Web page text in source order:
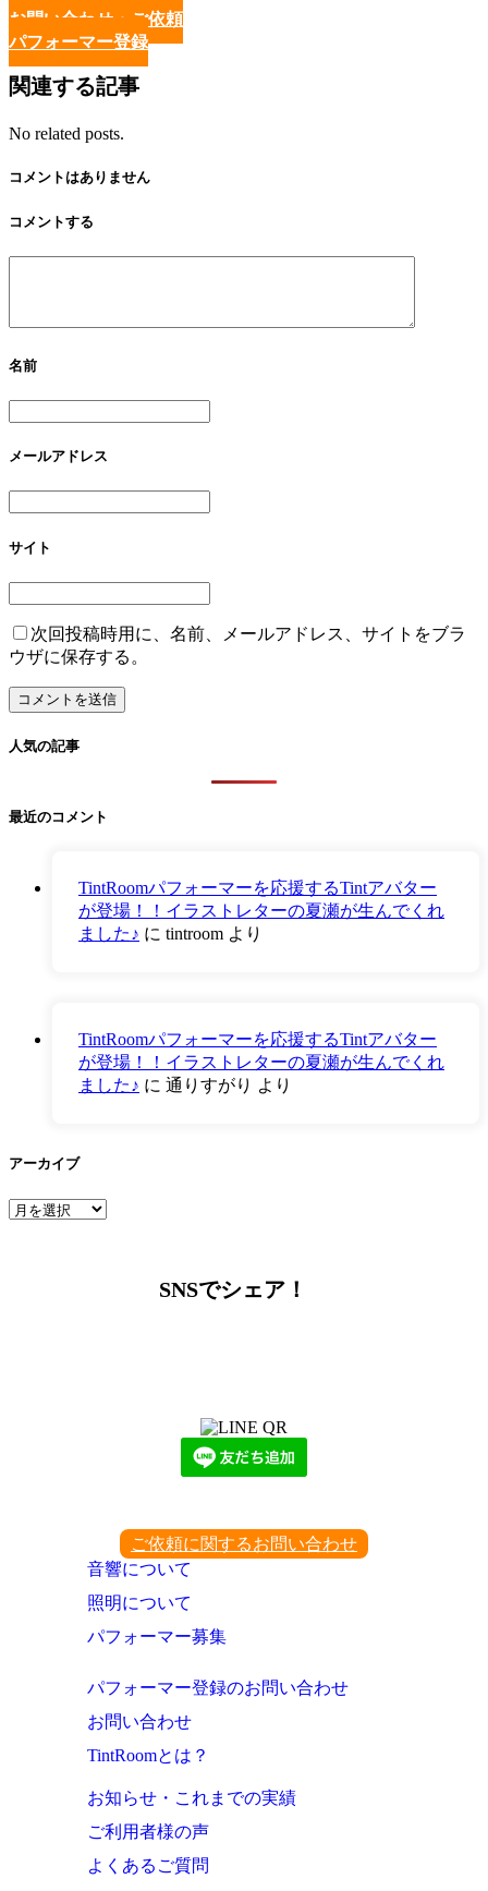
お問い合わせ・ご依頼
パフォーマー登録
関連する記事
No related posts.
コメントはありません
コメントする
名前
メールアドレス
サイト
次回投稿時用に、名前、メールアドレス、サイトをブラ
ウザに保存する。
人気の記事
最近のコメント
TintRoomパフォーマーを応援するTintアバター
が登場！！イラストレターの夏瀬が生んでくれ
ました♪ に tintroom より
TintRoomパフォーマーを応援するTintアバター
が登場！！イラストレターの夏瀬が生んでくれ
ました♪ に 通りすがり より
アーカイブ
ア
SNSでシェア！
ご依頼に関するお問い合わせ
音響について
照明について
パフォーマー募集
パフォーマー登録のお問い合わせ
お問い合わせ
TintRoomとは？
お知らせ・これまでの実績
ご利用者様の声
よくあるご質問